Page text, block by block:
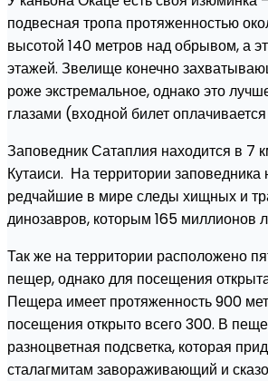
подвесная тропа протяженностью
высотой 140 метров над обрывом, а
этажей. Звелище конечно
роже экстремальное, однако это
глазами (входной билет
Заповедник Сатаплия находится в 7
Кутаиси. На территории
редчайшие в мире следы хищных и
динозавров, которым 165 миллионов
Так же на территории расположено
пещер, однако для посещения
Пещера имеет протяженность 900
посещения открыто всего 300. В
разноцветная подсветка, которая
сталагмитам завораживающий и